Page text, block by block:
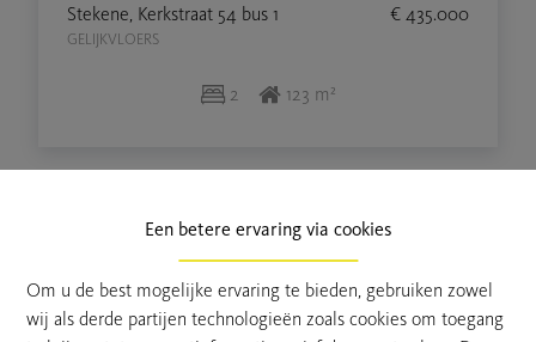
Een betere ervaring via cookies
Om u de best mogelijke ervaring te bieden, gebruiken zowel
wij als derde partijen technologieën zoals cookies om toegang
Stekene, Kerkstraat 54 bus 1
GELIJKVLOERS
€ 435.000
2 123 m²